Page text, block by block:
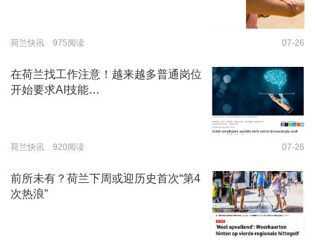
荷兰快讯 975阅读 07-26
在荷兰找工作注意！越来越多普通岗位
开始要求AI技能…
荷兰快讯 920阅读 07-26
前所未有？荷兰下周或迎历史首次“第4
次热浪”